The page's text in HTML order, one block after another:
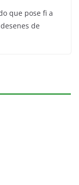
que pose fi a
de